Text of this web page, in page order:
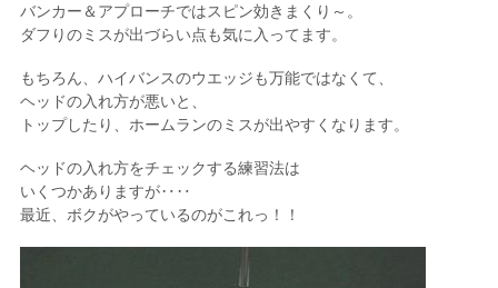
バンカー＆アプローチではスピン効きまくり～。
ダフりのミスが出づらい点も気に入ってます。
もちろん、ハイバンスのウエッジも万能ではなくて、
ヘッドの入れ方が悪いと、
トップしたり、ホームランのミスが出やすくなります。
ヘッドの入れ方をチェックする練習法は
いくつかありますが‥‥
最近、ボクがやっているのがこれっ！！